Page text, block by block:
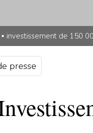
▪ investissement de 150
presse